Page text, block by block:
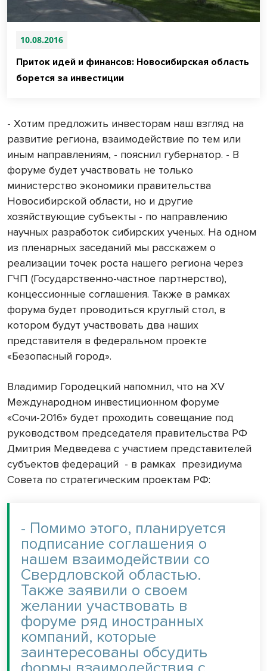
10.08.2016
Приток идей и финансов: Новосибирская область
борется за инвестиции
- Хотим предложить инвесторам наш взгляд на
развитие региона, взаимодействие по тем или
иным направлениям, - пояснил губернатор. - В
форуме будет участвовать не только
министерство экономики правительства
Новосибирской области, но и другие
хозяйствующие субъекты - по направлению
научных разработок сибирских ученых. На одном
из пленарных заседаний мы расскажем о
реализации точек роста нашего региона через
ГЧП (Государственно-частное партнерство),
концессионные соглашения. Также в рамках
форума будет проводиться круглый стол, в
котором будут участвовать два наших
представителя в федеральном проекте
«Безопасный город».
Владимир Городецкий напомнил, что на XV
Международном инвестиционном форуме
«Сочи-2016» будет проходить совещание под
руководством председателя правительства РФ
Дмитрия Медведева с участием представителей
субъектов федераций - в рамках президиума
Совета по стратегическим проектам РФ:
- Помимо этого, планируется
подписание соглашения о
нашем взаимодействии со
Свердловской областью.
Также заявили о своем
желании участвовать в
форуме ряд иностранных
компаний, которые
заинтересованы обсудить